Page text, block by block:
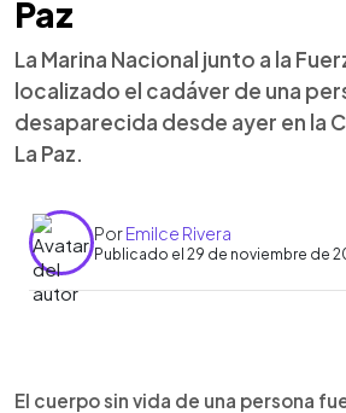
Paz
La Marina Nacional junto a la
localizado el cadáver de una
desaparecida desde ayer en la
La Paz.
PorEmilce Rivera
Publicado el 29 de noviembre de
Escuchar artículo
El cuerpo sin vida de una persona